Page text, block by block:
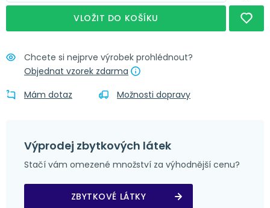
Obšití + tunýlek 7 cm Nápověda
Obšití + poutka 4x8 cm Nápověda
VLOŽIT DO KOŠÍKU
Chcete si nejprve výrobek prohlédnout?
Objednat vzorek zdarma
Mám dotaz
Možnosti dopravy
Výprodej zbytkových látek
Stačí vám omezené množství za výhodnější cenu?
ZBYTKOVÉ LÁTKY